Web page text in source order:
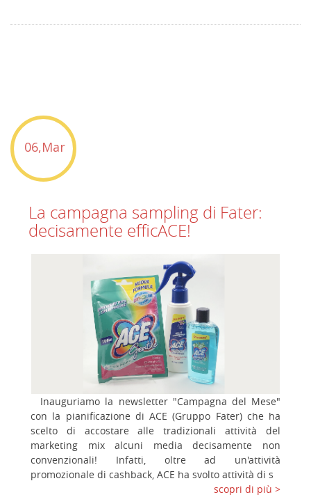
06,Mar
La campagna sampling di Fater:
decisamente efficACE!
Inauguriamo la newsletter "Campagna del Mese"
con la pianificazione di ACE (Gruppo Fater) che ha
scelto di accostare alle tradizionali attività del
marketing mix alcuni media decisamente non
convenzionali! Infatti, oltre ad un'attività
promozionale di cashback, ACE ha svolto attività di s
scopri di più >